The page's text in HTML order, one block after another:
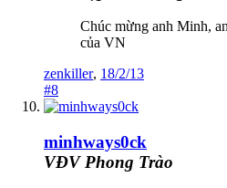
Chúc mừng anh Minh,
của VN
zenkiller, 18/2/13
#8
minhways0ck
VĐV Phong Trào